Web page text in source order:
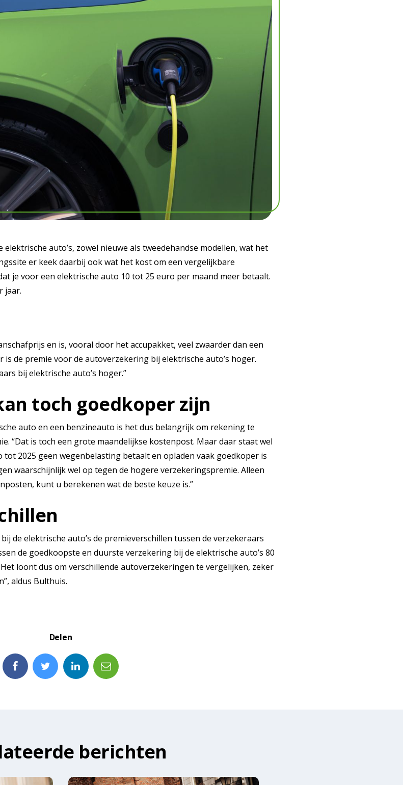
auto’s, zowel nieuwe als tweedehandse modellen, wat het
er keek daarbij ook wat het kost om een vergelijkbare
je voor een elektrische auto 10 tot 25 euro per maand meer betaalt.
jaar.
en is, vooral door het accupakket, veel zwaarder dan een
de premie voor de autoverzekering bij elektrische auto’s hoger.
bij elektrische auto’s hoger.”
toch goedkoper zijn
auto en een benzineauto is het dus belangrijk om rekening te
“Dat is toch een grote maandelijkse kostenpost. Maar daar staat wel
2025 geen wegenbelasting betaalt en opladen vaak goedkoper is
waarschijnlijk wel op tegen de hogere verzekeringspremie. Alleen
kunt u berekenen wat de beste keuze is.”
de elektrische auto’s de premieverschillen tussen de verzekeraars
de goedkoopste en duurste verzekering bij de elektrische auto’s 80
loont dus om verschillende autoverzekeringen te vergelijken, zeker
aldus Bulthuis.
Delen
berichten